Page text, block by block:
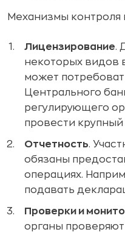
Механизмы контроля
Лицензирование.
некоторых видов
может
Центрального
регулирующего
провести
Отчетность.
обязаны
операциях.
подавать
Проверки и
органы